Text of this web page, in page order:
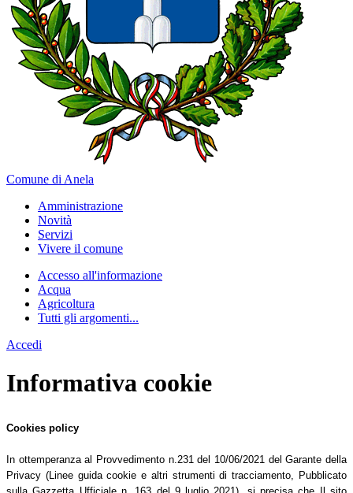
Comune di Anela
Amministrazione
Novità
Servizi
Vivere il comune
Accesso all'informazione
Acqua
Agricoltura
Tutti gli argomenti...
Accedi
Informativa cookie
Cookies policy
In ottemperanza al Provvedimento n.231 del 10/06/2021 del Garante della
Privacy (Linee guida cookie e altri strumenti di tracciamento, Pubblicato